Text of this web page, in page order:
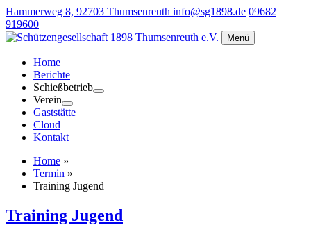
Hammerweg 8, 92703 Thumsenreuth info@sg1898.de 09682
919600
Menü
Home
Berichte
Schießbetrieb
Verein
Gaststätte
Cloud
Kontakt
Home »
Termin »
Training Jugend
Training Jugend